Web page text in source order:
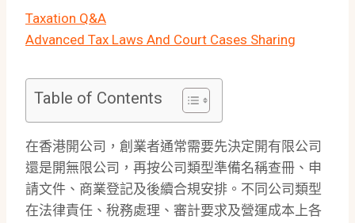
Taxation Q&A
Advanced Tax Laws And Court Cases Sharing
Table of Contents
在香港開公司，創業者通常需要先決定開有限公司
還是開無限公司，再按公司類型準備名稱查冊、申
請文件、商業登記及後續合規安排。不同公司類型
在法律責任、稅務處理、審計要求及營運成本上各